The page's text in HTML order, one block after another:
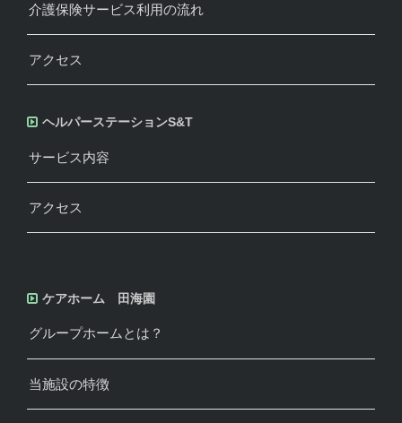
介護保険サービス利用の流れ
アクセス
ヘルパーステーションS&T
サービス内容
アクセス
ケアホーム 田海園
グループホームとは？
当施設の特徴